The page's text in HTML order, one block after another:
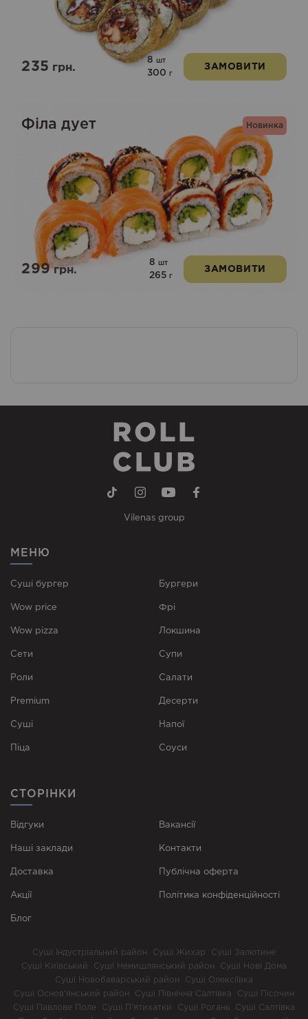
235грн.
8 шт
300 г
ЗАМОВИТИ
Новинка
Філа дует
299грн.
8 шт
265 г
ЗАМОВИТИ
Vilenas group
МЕНЮ
Суші бургер
Wow price
Wow pizza
Сети
Роли
Premium
Суші
Піца
Бургери
Фрі
Локшина
Супи
Cалати
Десерти
Напої
Соуси
СТОРІНКИ
Відгуки
Наші заклади
Доставка
Акції
Блог
Вакансії
Контакти
Публічна оферта
Політика конфіденційності
Суші Індустріальний район Суші Жихар
Суші Залютине
Суші Київський
Суші Немишлянський район
Суші Нові Дома
Суші Новобаварський район
Суші Олексіївка
Суші Основ’янський район
Суші Північна Салтівка
Суші Пісочин
Суші Павлове Поле
Суші П’ятихатки Суші Рогань
Суші Салтівка